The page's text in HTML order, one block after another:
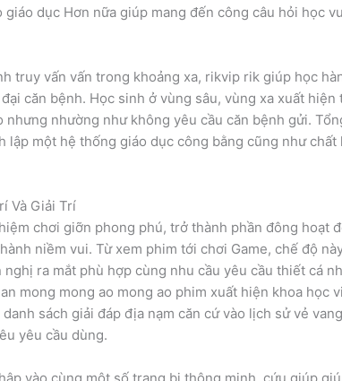
giáo dục Hơn nữa giúp mang đến công câu hỏi học
truy vấn vấn trong khoảng xa, rikvip rik giúp học
căn bệnh. Học sinh ở vùng sâu, vùng xa xuất hiện
nhưng nhường như không yêu cầu căn bệnh gửi.
lập một hệ thống giáo dục công bằng cũng như
Và Giải Trí
chơi giỡn phong phú, trở thành phần đông hoạt
niềm vui. Từ xem phim tới chơi Game, chế độ
ra mắt phù hợp cùng nhu cầu yêu cầu thiết cá
mong mong ao mong ao phim xuất hiện khoa học
sách giải đáp địa nạm căn cứ vào lịch sử vẻ
yêu cầu dùng.